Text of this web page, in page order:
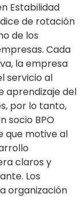
Estabilidad
de rotación
de los
Cada
la empresa
servicio al
aprendizaje del
por lo tanto,
socio BPO
que motive al
claros y
Los
organización